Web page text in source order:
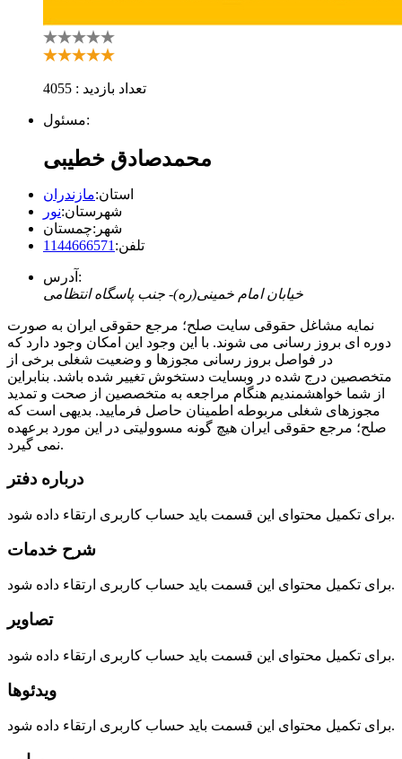
تعداد بازدید : 4055
مسئول:
محمدصادق خطیبی
استان:مازندران
شهرستان:نور
شهر:چمستان
تلفن: 1144666571
آدرس:
خیابان امام خمینی(ره)- جنب پاسگاه انتظامی
نمایه مشاغل حقوقی سایت صلح؛ مرجع حقوقی ایران به صورت
دوره ای بروز رسانی می شوند. با این وجود این امکان وجود دارد که
در فواصل بروز رسانی مجوزها و وضعیت شغلی برخی از
متخصصین درج شده در وبسایت دستخوش تغییر شده باشد. بنابراین
از شما خواهشمندیم هنگام مراجعه به متخصصین از صحت و تمدید
مجوزهای شغلی مربوطه اطمینان حاصل فرمایید. بدیهی است که
صلح؛ مرجع حقوقی ایران هیچ گونه مسوولیتی در این مورد برعهده
نمی گیرد.
درباره دفتر
برای تکمیل محتوای این قسمت باید حساب کاربری ارتقاء داده شود.
شرح خدمات
برای تکمیل محتوای این قسمت باید حساب کاربری ارتقاء داده شود.
تصاویر
برای تکمیل محتوای این قسمت باید حساب کاربری ارتقاء داده شود.
ویدئوها
برای تکمیل محتوای این قسمت باید حساب کاربری ارتقاء داده شود.